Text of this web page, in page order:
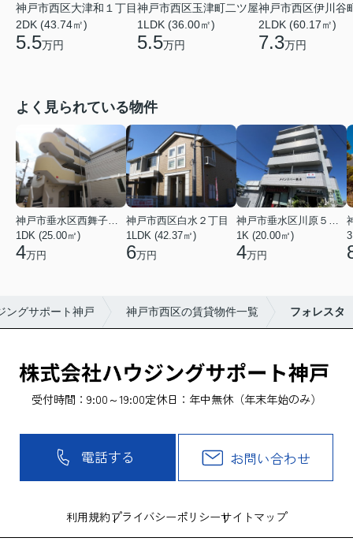
神戸市西区大津和１丁目
2DK (43.74㎡)
5.5万円
神戸市西区玉津町二ツ屋
1LDK (36.00㎡)
5.5万円
神戸市西区伊川谷
2LDK (60.17㎡)
7.3万円
よく見られている物件
神戸市垂水区西舞子２丁目
1DK (25.00㎡)
4万円
神戸市西区白水２丁目
1LDK (42.37㎡)
6万円
神戸市垂水区川原５丁目
1K (20.00㎡)
4万円
ングサポート神戸 神戸市西区の賃貸物件一覧 フォレスタ
受付時間：9:00～19:00定休日：年中無休（年末年始のみ）
電話する お問い合わせ
利用規約プライバシーポリシーサイトマップ